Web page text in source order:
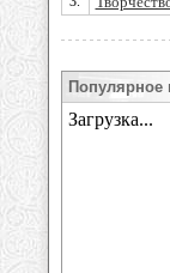
Популярное